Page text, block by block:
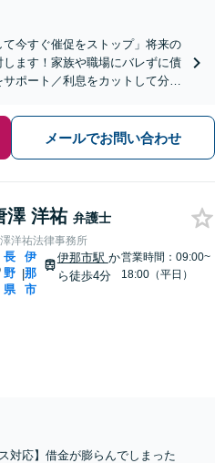
て今すぐ催促をストップ」将来の
ます！家族や職場にバレずに債
ポート／利息をカットして分割
メールでお問い合わせ
澤 洋祐 弁護士
洋祐法律事務所
長
野
県
|
伊
那
市
伊那市駅 か
ら徒歩4分
営業時間：09:00~
18:00（平日）
対応】借金が膨らんでしまった